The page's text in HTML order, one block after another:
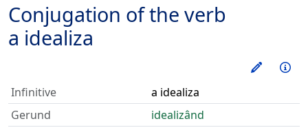
Conjugation of the verb
a idealiza
Train
Infinitive
a idealiza
Gerund
idealizând